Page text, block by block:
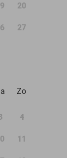
20
27
Zo
4
11